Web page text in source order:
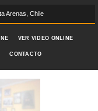
Arenas, Chile
VER VIDEO ONLINE
CONTACTO